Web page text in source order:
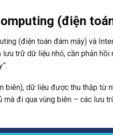
(điện
(điện toán đám mây) và
trữ dữ liệu nhỏ, cần phản
biên), dữ liệu được thu thập từ
mà đi qua vùng biên – các lưu